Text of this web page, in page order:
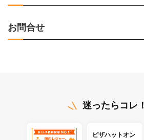
お問合せ
迷ったらコレ！
ピザハットオン